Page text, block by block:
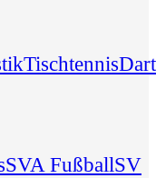
Tischtennis
SVA FußballSV